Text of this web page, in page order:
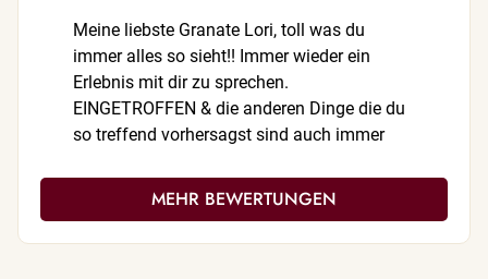
Meine liebste Granate Lori, toll was du
immer alles so sieht!! Immer wieder ein
Erlebnis mit dir zu sprechen.
EINGETROFFEN & die anderen Dinge die du
so treffend vorhersagst sind auch immer
jedem Gespräch sehr beeindruckt was du
wieder berichten. Schnell auf den Punkt
MEHR BEWERTUNGEN